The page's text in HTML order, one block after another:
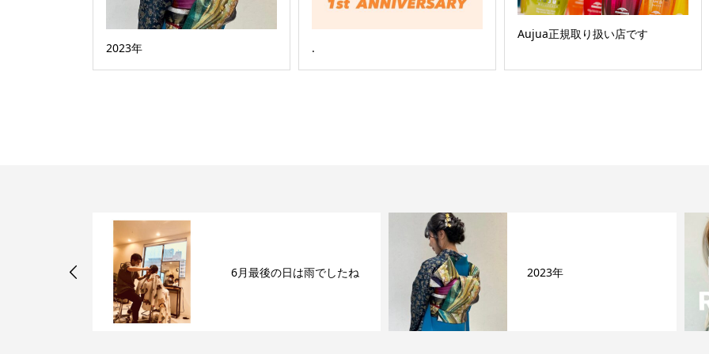
2023年 .
Aujua正規取り扱い店です
6月最後の日は雨でしたね 2023年